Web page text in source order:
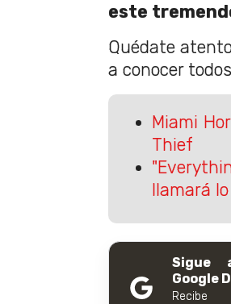
este
Quédate
a conocer
Miami
Thief
llamará
Sigue
Google
Recibe